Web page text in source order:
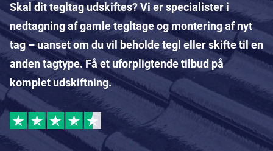
Skal dit tegltag udskiftes? Vi er specialister i
nedtagning af gamle tegltage og montering af nyt
tag – uanset om du vil beholde tegl eller skifte til en
anden tagtype. Få et uforpligtende tilbud på
komplet udskiftning.